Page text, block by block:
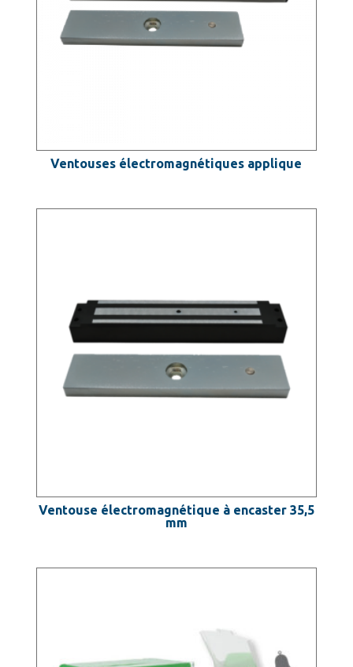
Ventouses électromagnétiques applique
Ventouse électromagnétique à encaster 35,5
mm